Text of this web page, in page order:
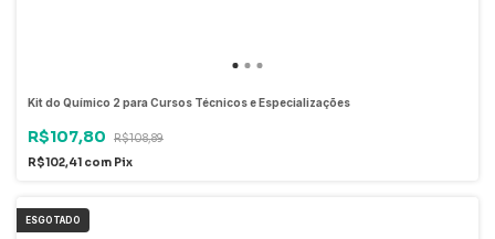
Kit do Químico 2 para Cursos Técnicos e Especializações
R$107,80
R$108,89
R$102,41 com Pix
ESGOTADO